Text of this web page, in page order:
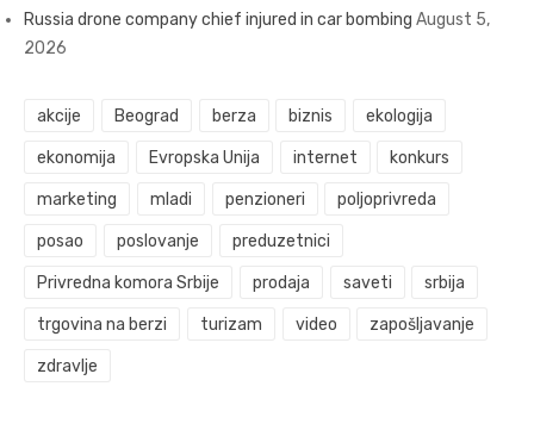
Russia drone company chief injured in car bombing August 5,
2026
akcije Beograd berza biznis ekologija
ekonomija Evropska Unija internet konkurs
marketing mladi penzioneri poljoprivreda
posao poslovanje preduzetnici
Privredna komora Srbije prodaja saveti srbija
trgovina na berzi turizam video zapošljavanje
zdravlje